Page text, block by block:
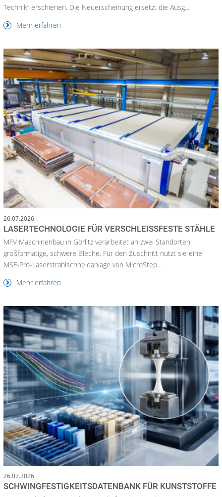
Technik“ erschienen. Die Neuerscheinung ersetzt die Ausg...
Mehr erfahren
26.07.2026
LASERTECHNOLOGIE FÜR VERSCHLEISSFESTE STÄHLE
MFV Maschinenbau in Görlitz verarbeitet an zwei Standorten
großformatige, schwere Bleche. Für den Zuschnitt nutzt sie eine
MSF-Pro-Laserstrahlschneidanlage von MicroStep...
Mehr erfahren
26.07.2026
SCHWINGFESTIGKEITSDATENBANK FÜR KUNSTSTOFFE